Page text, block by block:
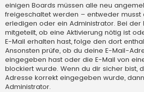
einigen Boards müssen alle neu
freigeschaltet werden – entweder musst
erledigen oder ein Administrator. Bei der
mitgeteilt, ob eine Aktivierung nötig ist
E-Mail erhalten hast, folge den dort
Ansonsten prüfe, ob du deine E-Mail-
eingegeben hast oder die E-Mail von
blockiert wurde. Wenn du dir sicher bist,
Adresse korrekt eingegeben wurde,
Administrator.